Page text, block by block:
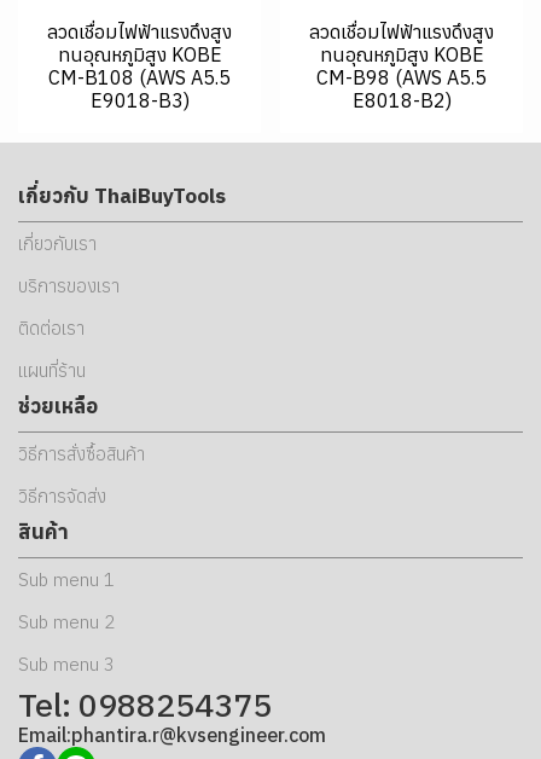
ลวดเชื่อมไฟฟ้าแรงดึงสูง
ทนอุณหภูมิสูง KOBE
CM-B108 (AWS A5.5
E9018-B3)
ลวดเชื่อมไฟฟ้าแรงดึงสูง
ทนอุณหภูมิสูง KOBE
CM-B98 (AWS A5.5
E8018-B2)
เกี่ยวกับ ThaiBuyTools
เกี่ยวกับเรา
บริการของเรา
ติดต่อเรา
แผนที่ร้าน
ช่วยเหลือ
วิธีการสั่งซื้อสินค้า
วิธีการจัดส่ง
สินค้า
Sub menu 1
Sub menu 2
Sub menu 3
Tel: 0988254375
Email:phantira.r@kvsengineer.com